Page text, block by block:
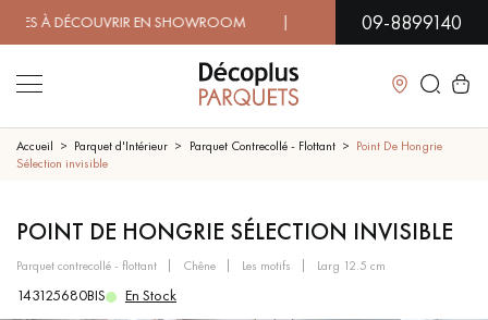
EN SHOWROOM | DISPONIBILITÉ09-8899140
Fermer
PARQUET MASSIF
PARQUET CONTRECOLLÉ -
Accueil Parquet d'Intérieur Parquet Contrecollé - Flottant
Point De Hongrie
Sélection invisible
POINT DE HONGRIE SÉLECTION INVISIBLE
parquet contrecollé - flottant chêne les motifs larg 12.5 cm
143125680BIS En Stock